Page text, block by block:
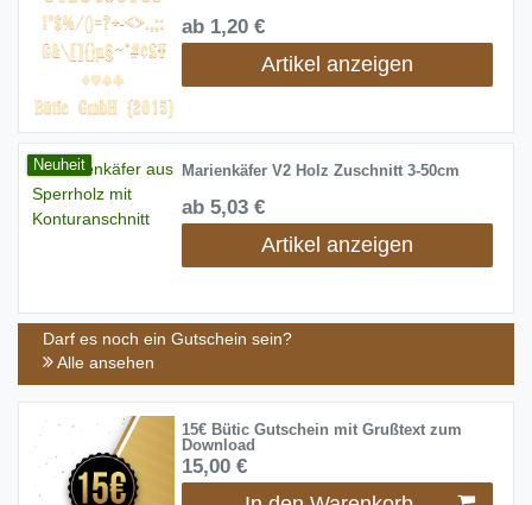
ab 1,20 €
Artikel anzeigen
Neuheit Marienkäfer V2 Holz Zuschnitt 3-50cm
ab 5,03 €
Artikel anzeigen
Darf es noch ein Gutschein sein?
Alle ansehen
15€ Bütic Gutschein mit Grußtext zum
Download
15,00 €